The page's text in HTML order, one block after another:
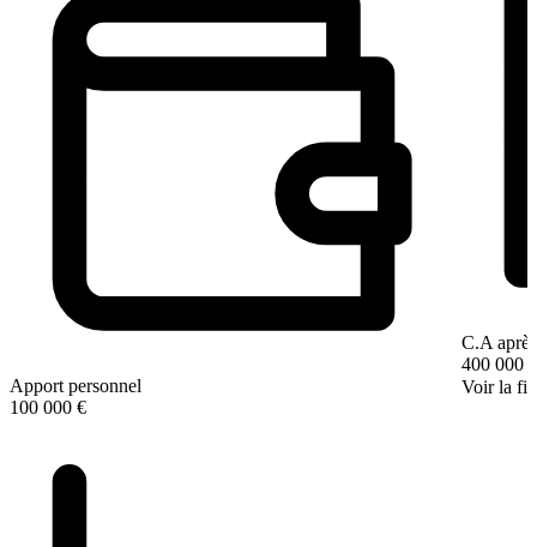
Apport personnel
100 000 €
C.A
400 000 €
Voir la